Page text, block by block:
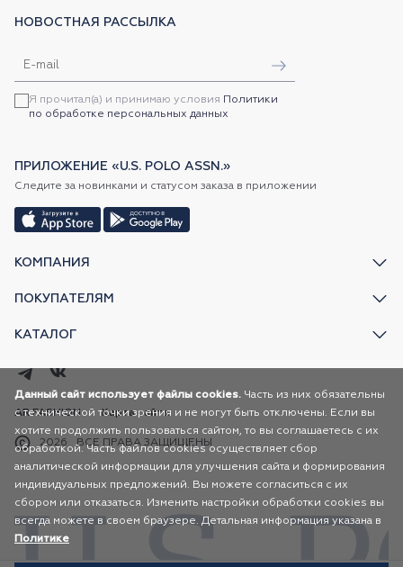
КОМПАНИЯ
ПОКУПАТЕЛЯМ
КАТАЛОГ
НОВОСТНАЯ РАССЫЛКА
Я прочитал(а) и принимаю условия Политики
по обработке персональных данных
ПРИЛОЖЕНИЕ «U.S. POLO ASSN.»
Следите за новинками и статусом заказа в приложении
2026 ВСЕ ПРАВА ЗАЩИЩЕНЫ
AR FASHION Карта сайта
Данный сайт использует файлы cookies. Часть из них обязательны
с технической точки зрения и не могут быть отключены. Если вы
хотите продолжить пользоваться сайтом, то вы соглашаетесь с их
обработкой. Часть файлов cookies осуществляет сбор
аналитической информации для улучшения сайта и формирования
индивидуальных предложений. Вы можете согласиться с их
сбором или отказаться. Изменить настройки обработки cookies вы
всегда можете в своем браузере. Детальная информация указана в
Политике